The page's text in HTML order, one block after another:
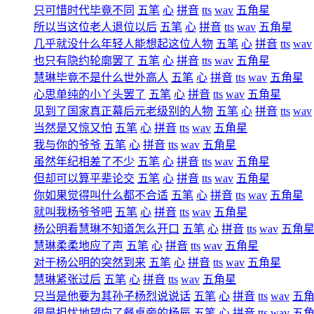
只可惜时代毕竟不同 五笔 心 拼音 tts wav 五角星
所以当这位老人退位以后 五笔 心 拼音 tts wav 五角星
几乎就没什么年轻人能想起这位人物 五笔 心 拼音 tts wav
也只有隐约轮廓罢了 五笔 心 拼音 tts wav 五角星
慧琳毕竟不是什么世外高人 五笔 心 拼音 tts wav 五角星
心思单纯的小丫头罢了 五笔 心 拼音 tts wav 五角星
见到了国家真正幕后元老级别的人物 五笔 心 拼音 tts wav
当然是又惊又怕 五笔 心 拼音 tts wav 五角星
我与你的爷爷 五笔 心 拼音 tts wav 五角星
虽然年纪相差了不少 五笔 心 拼音 tts wav 五角星
但却可以算平辈论交 五笔 心 拼音 tts wav 五角星
你如果觉得叫什么都不合适 五笔 心 拼音 tts wav 五角星
就叫我杨爷爷吧 五笔 心 拼音 tts wav 五角星
杨公明看慧琳不知道怎么开口 五笔 心 拼音 tts wav 五角星
慧琳柔柔地应了声 五笔 心 拼音 tts wav 五角星
对于杨公明的突然到来 五笔 心 拼音 tts wav 五角星
慧琳紧张过后 五笔 心 拼音 tts wav 五角星
只当是他要为其孙子杨烈说说话 五笔 心 拼音 tts wav 五